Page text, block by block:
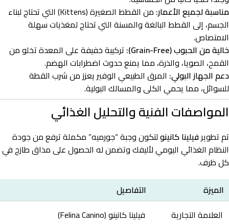
مناسبة لجميع الأعمار:
من القطط الصغيرة (Kittens) التي تحتاج لبناء
الجسم، إلى القطط البالغة والمسنة التي تحتاج لمغذيات سهلة
الامتصاص.
خالية من الحبوب (Grain-Free):
تركيبة خفيفة على المعدة تخلو من
القمح، الصويا، والذرة، مما يمنع حدوث اضطرابات الهضم.
دعم الجهاز البولي: المرق الطبيعي الوفير يعزز من شرب القطة
للسوائل، مما يحمي الكلى والمسالك البولية.
المواصفات الفنية والتحليل الغذائي
تم تطويرفيلينا كانينولتكون وجبة “جورميه” مكملة ترفع من جودة
النظام الغذائي اليومي لأليفك وتضمن له الحصول على مذاق طازج في
كل ظرف.
الميزة
التفاصيل
العلامة التجارية
فيلينا كانينو (Felina Canino)